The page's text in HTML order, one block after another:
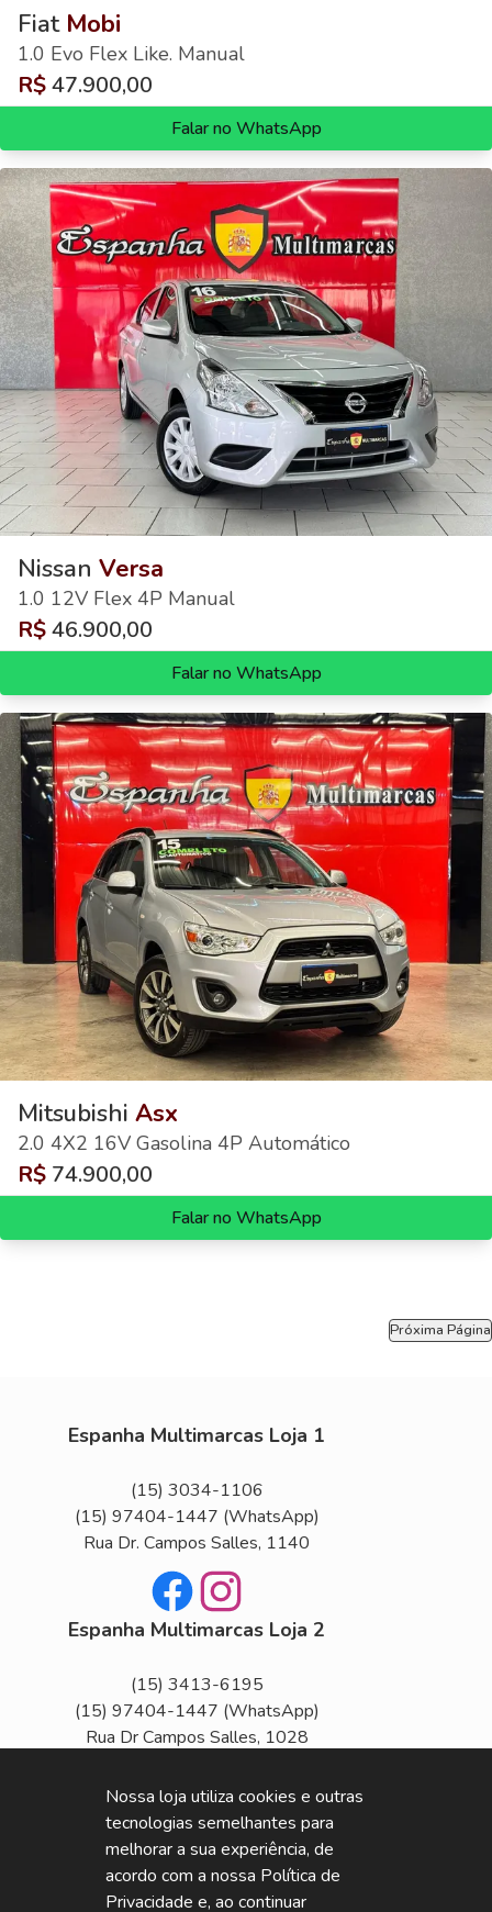
Fiat Mobi
1.0 Evo Flex Like. Manual
R$47.900,00
Falar no WhatsApp
Nissan Versa
1.0 12V Flex 4P Manual
R$46.900,00
Falar no WhatsApp
Mitsubishi Asx
2.0 4X2 16V Gasolina 4P Automático
R$ 74.900,00
Falar no WhatsApp
Próxima Página
Espanha Multimarcas Loja 1
(15) 3034-1106
(15) 97404-1447 (WhatsApp)
Rua Dr. Campos Salles, 1140
FacebookInstagram
Espanha Multimarcas Loja 2
(15) 3413-6195
(15) 97404-1447 (WhatsApp)
Rua Dr Campos Salles, 1028
Seg Sex
Segunda a Sexta das 8h às 18h
Sábado das 8h às 14h
Nossa loja utiliza cookies e outras
tecnologias semelhantes para
melhorar a sua experiência, de
acordo com a nossa Política de
Privacidade e, ao continuar